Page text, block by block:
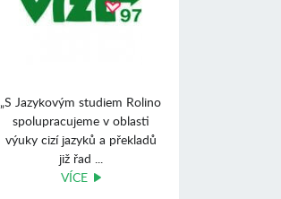
„S Jazykovým studiem Rolino
spolupracujeme v oblasti
výuky cizí jazyků a překladů
již řad ...
VÍCE